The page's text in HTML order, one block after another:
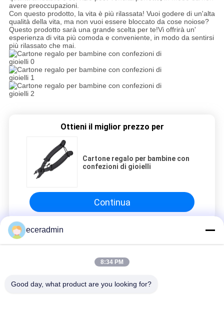
avere preoccupazioni.
Con questo prodotto, la vita è più rilassata! Vuoi godere di un'alta
qualità della vita, ma non vuoi essere bloccato da cose noiose?
Questo prodotto sarà una grande scelta per te!Vi offrirà un'
esperienza di vita più comoda e conveniente, in modo da sentirsi
più rilassato che mai.
Ottieni il miglior prezzo per
Cartone regalo per bambine con
confezioni di gioielli
Continua
Termo di verniciatura in acciaio
Cartone regalo per bambine con confezioni di gioielli
Cartone regalo per bambine con confezioni di gioielli
eceradmin
8:34 PM
Good day, what product are you looking for?